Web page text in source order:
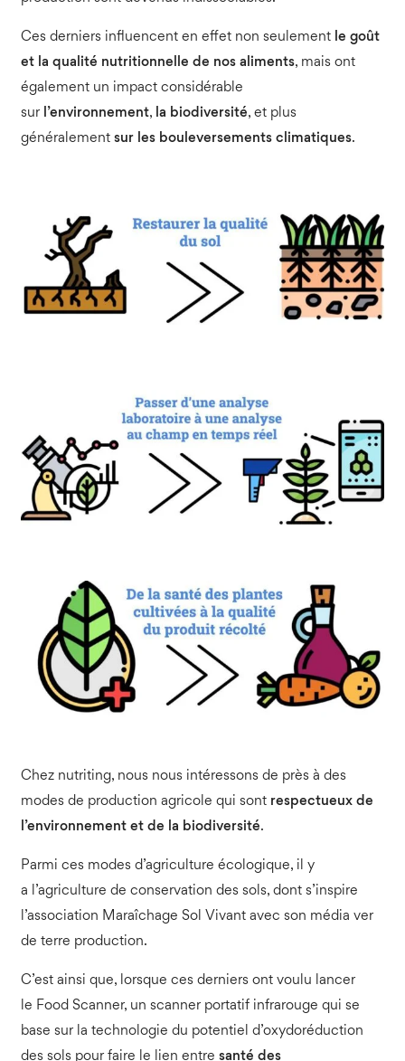
Ces derniers influencent en effet non seulement le goût
et la qualité nutritionnelle de nos aliments, mais ont
également un impact considérable
sur l’environnement, la biodiversité, et plus
généralement sur les bouleversements climatiques.
Chez nutriting, nous nous intéressons de près à des
modes de production agricole qui sont respectueux de
l’environnement et de la biodiversité.
Parmi ces modes d’agriculture écologique, il y
a l’agriculture de conservation des sols, dont s’inspire
l’association Maraîchage Sol Vivantavec son média ver
de terre production.
C’est ainsi que, lorsque ces derniers ont voulu lancer
le Food Scanner, un scanner portatif infrarouge qui se
base sur la technologie du potentiel d’oxydoréduction
des sols pour faire le lien entre santé des